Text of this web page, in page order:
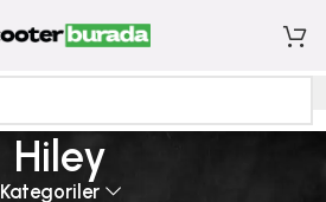
Hiley
Kategoriler